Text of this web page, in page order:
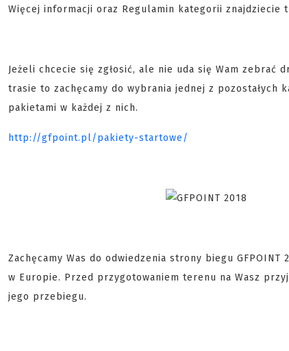
Więcej informacji oraz Regulamin kategorii znajdziecie
Jeżeli chcecie się zgłosić, ale nie uda się Wam zebrać
trasie to zachęcamy do wybrania jednej z pozostałych
pakietami w każdej z nich.
http://gfpoint.pl/pakiety-startowe/
Zachęcamy Was do odwiedzenia strony biegu
w Europie. Przed przygotowaniem terenu na Wasz
jego przebiegu.